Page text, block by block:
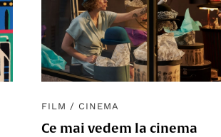
FILM / CINEMA
Ce mai vedem la cinema